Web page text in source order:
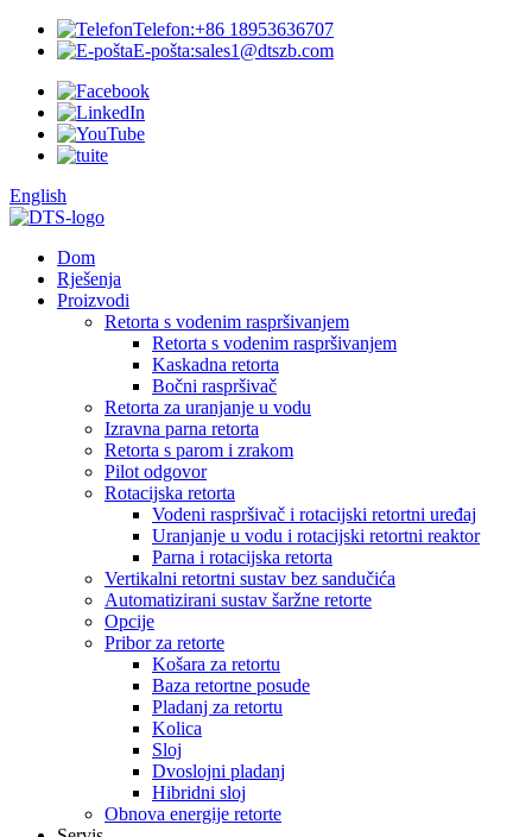
Telefon:+86 18953636707
E-pošta:sales1@dtszb.com
English
Dom
Rješenja
Proizvodi
Retorta s vodenim raspršivanjem
Retorta s vodenim raspršivanjem
Kaskadna retorta
Bočni raspršivač
Retorta za uranjanje u vodu
Izravna parna retorta
Retorta s parom i zrakom
Pilot odgovor
Rotacijska retorta
Vodeni raspršivač i rotacijski retortni uređaj
Uranjanje u vodu i rotacijski retortni reaktor
Parna i rotacijska retorta
Vertikalni retortni sustav bez sandučića
Automatizirani sustav šaržne retorte
Opcije
Pribor za retorte
Košara za retortu
Baza retortne posude
Pladanj za retortu
Kolica
Sloj
Dvoslojni pladanj
Hibridni sloj
Obnova energije retorte